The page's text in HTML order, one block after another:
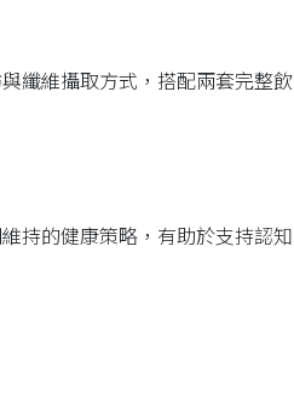
纖維攝取方式，搭配兩套完整飲
持的健康策略，有助於支持認知